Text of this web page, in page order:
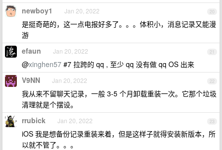
20
newboy1 Jan 20, 2022
是挺奇葩的，这一点电报好多了。。。体积小，消息记录又能漫
游
21
efaun Jan 20, 2022
@xinghen57 #7 拉跨的 qq , 至少 qq 没有做 qq OS 出来
22
V9NN Jan 20, 2022
我从来不留聊天记录，一般 3-5 个月卸载重装一次。它那个垃圾
清理就是个摆设。
23
rrubick Jan 20, 2022
iOS 我是想备份记录重装来着，但是这样子就得安装新版本，所
以就不管了。。。